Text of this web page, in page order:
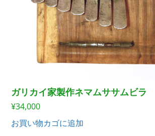
ガリカイ家製作ネマムササムビラ
¥34,000
お買い物カゴに追加